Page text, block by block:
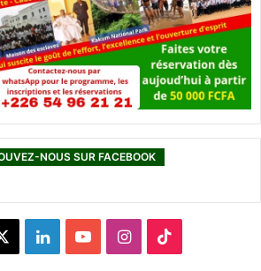
NOUS SUR FACEBOOK
L
I